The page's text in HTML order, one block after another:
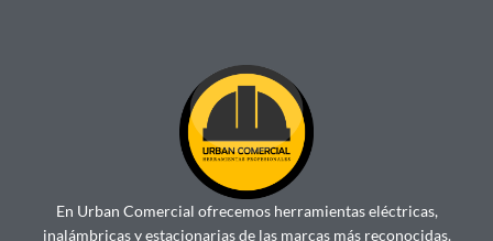
En Urban Comercial ofrecemos herramientas eléctricas,
inalámbricas y estacionarias de las marcas más reconocidas.